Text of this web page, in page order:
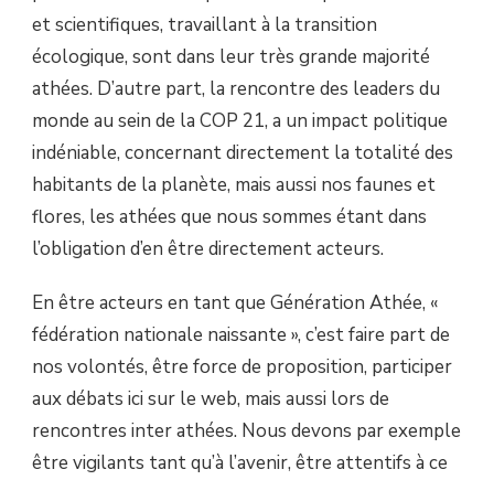
et scientifiques, travaillant à la transition
écologique, sont dans leur très grande majorité
athées. D’autre part, la rencontre des leaders du
monde au sein de la COP 21, a un impact politique
indéniable, concernant directement la totalité des
habitants de la planète, mais aussi nos faunes et
flores, les athées que nous sommes étant dans
l’obligation d’en être directement acteurs.
En être acteurs en tant que Génération Athée, «
fédération nationale naissante », c’est faire part de
nos volontés, être force de proposition, participer
aux débats ici sur le web, mais aussi lors de
rencontres inter athées. Nous devons par exemple
être vigilants tant qu’à l’avenir, être attentifs à ce